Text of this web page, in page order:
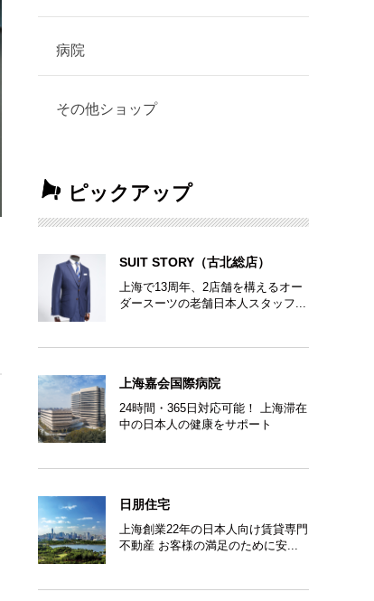
病院
その他ショップ
ピックアップ
SUIT STORY（古北総店）
上海で13周年、2店舗を構えるオー
ダースーツの老舗日本人スタッフ...
上海嘉会国際病院
24時間・365日対応可能！ 上海滞在
中の日本人の健康をサポート
日朋住宅
上海創業22年の日本人向け賃貸専門
不動産 お客様の満足のために安...